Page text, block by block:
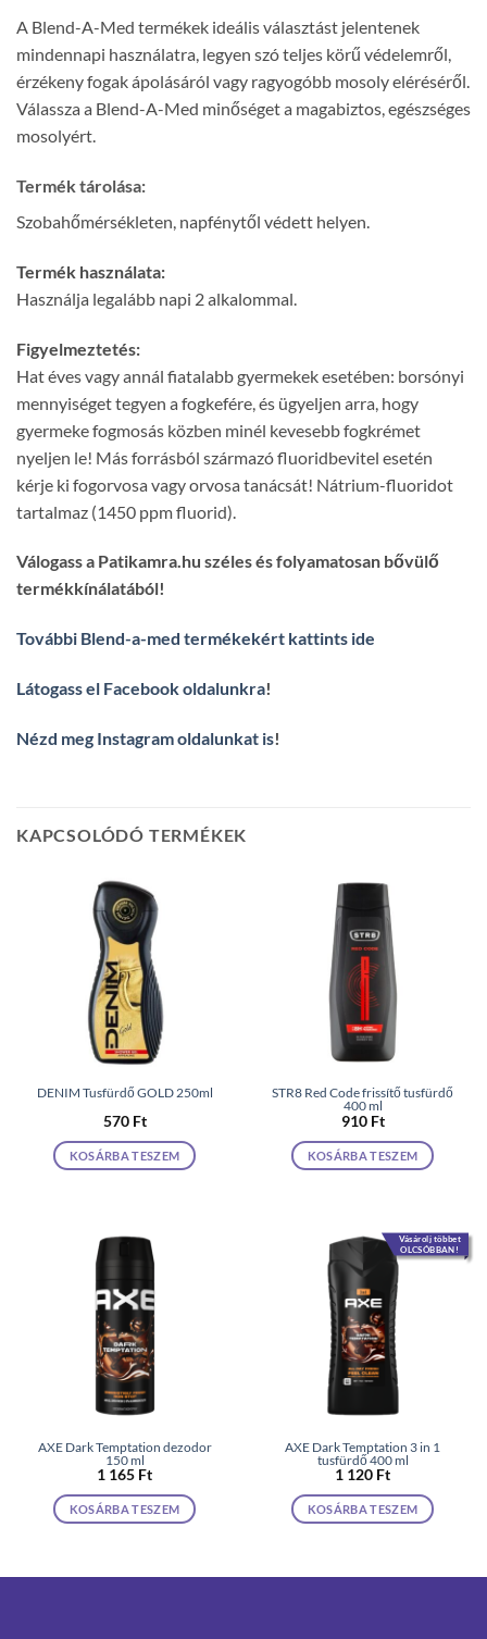
A Blend-A-Med termékek ideális választást jelentenek
mindennapi használatra, legyen szó teljes körű védelemről,
érzékeny fogak ápolásáról vagy ragyogóbb mosoly eléréséről.
Válassza a Blend-A-Med minőséget a magabiztos, egészséges
mosolyért.
Termék tárolása:
Szobahőmérsékleten, napfénytől védett helyen.
Termék használata:
Használja legalább napi 2 alkalommal.
Figyelmeztetés:
Hat éves vagy annál fiatalabb gyermekek esetében: borsónyi
mennyiséget tegyen a fogkefére, és ügyeljen arra, hogy
gyermeke fogmosás közben minél kevesebb fogkrémet
nyeljen le! Más forrásból származó fluoridbevitel esetén
kérje ki fogorvosa vagy orvosa tanácsát! Nátrium-fluoridot
tartalmaz (1450 ppm fluorid).
Válogass a Patikamra.hu széles és folyamatosan bővülő
termékkínálatából!
További Blend-a-med termékekért kattints ide
Látogass el Facebook oldalunkra!
Nézd meg Instagram oldalunkat is!
KAPCSOLÓDÓ TERMÉKEK
DENIM Tusfürdő GOLD 250ml
570 Ft
KOSÁRBA TESZEM
STR8 Red Code frissítő tusfürdő
400 ml
910 Ft
KOSÁRBA TESZEM
AXE Dark Temptation dezodor
150 ml
1 165 Ft
KOSÁRBA TESZEM
Vásárolj többet
OLCSÓBBAN!
AXE Dark Temptation 3 in 1
tusfürdő 400 ml
1 120 Ft
KOSÁRBA TESZEM